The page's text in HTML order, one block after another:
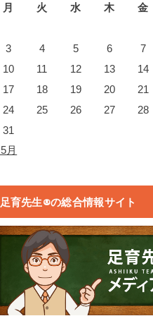
月 火 水 木 金
3
4 5 6 7
10
11 12 13 14
17
18 19 20 21
24
25 26 27 28
31
月
足育先生®の総合情報サイト